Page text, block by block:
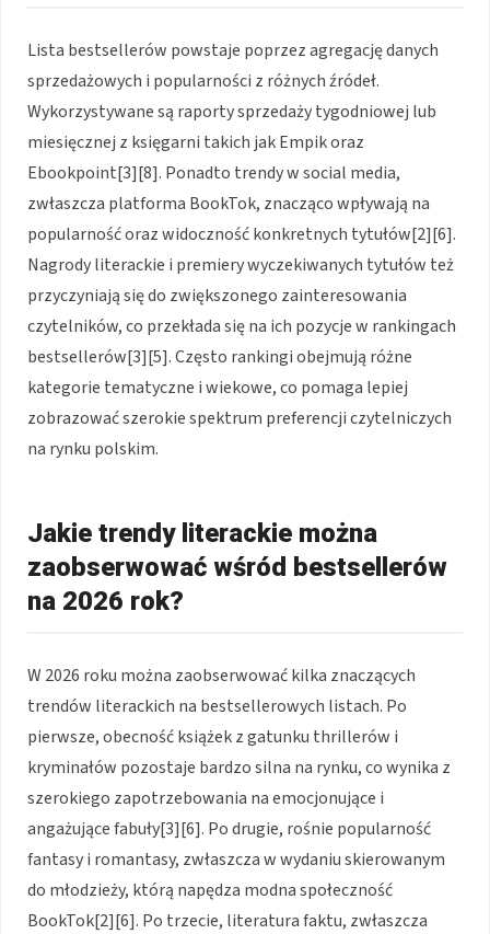
Lista bestsellerów powstaje poprzez agregację danych
sprzedażowych i popularności z różnych źródeł.
Wykorzystywane są raporty sprzedaży tygodniowej lub
miesięcznej z księgarni takich jak Empik oraz
Ebookpoint[3][8]. Ponadto trendy w social media,
zwłaszcza platforma BookTok, znacząco wpływają na
popularność oraz widoczność konkretnych tytułów[2][6].
Nagrody literackie i premiery wyczekiwanych tytułów też
przyczyniają się do zwiększonego zainteresowania
czytelników, co przekłada się na ich pozycje w rankingach
bestsellerów[3][5]. Często rankingi obejmują różne
kategorie tematyczne i wiekowe, co pomaga lepiej
zobrazować szerokie spektrum preferencji czytelniczych
na rynku polskim.
Jakie trendy literackie można
zaobserwować wśród bestsellerów
na 2026 rok?
W 2026 roku można zaobserwować kilka znaczących
trendów literackich na bestsellerowych listach. Po
pierwsze, obecność książek z gatunku thrillerów i
kryminałów pozostaje bardzo silna na rynku, co wynika z
szerokiego zapotrzebowania na emocjonujące i
angażujące fabuły[3][6]. Po drugie, rośnie popularność
fantasy i romantasy, zwłaszcza w wydaniu skierowanym
do młodzieży, którą napędza modna społeczność
BookTok[2][6]. Po trzecie, literatura faktu, zwłaszcza